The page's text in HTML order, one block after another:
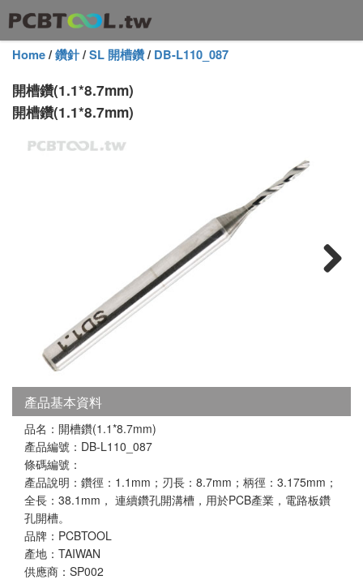
Home/鑽針/SL 開槽鑽/DB-L110_087
開槽鑽(1.1*8.7mm)
開槽鑽(1.1*8.7mm)
產品基本資料
品名：開槽鑽(1.1*8.7mm)
產品編號：DB-L110_087
條碼編號：
產品說明：鑽徑：1.1mm；刃長：8.7mm；柄徑：3.175mm；
全長：38.1mm， 連續鑽孔開溝槽，用於PCB產業，電路板鑽
孔開槽。
品牌：PCBTOOL
產地：TAIWAN
供應商：SP002